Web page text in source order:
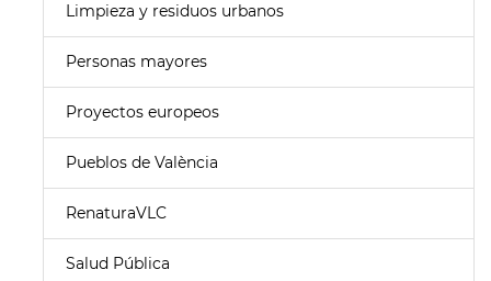
Limpieza y residuos urbanos
Personas mayores
Proyectos europeos
Pueblos de València
RenaturaVLC
Salud Pública